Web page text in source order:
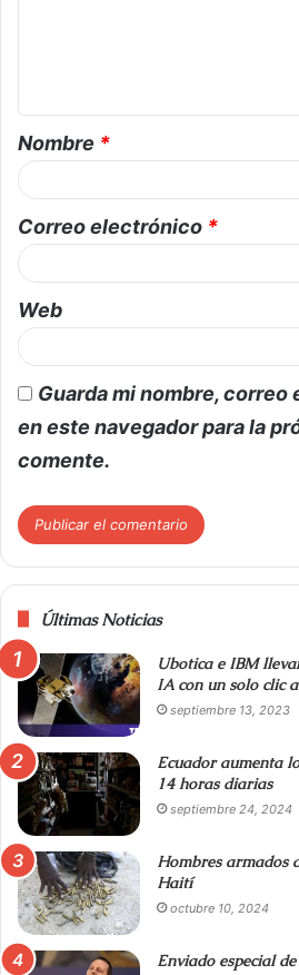
Nombre *
Correo electrónico *
Web
Guarda mi nombre,
en este navegador para la
comente.
Últimas Noticias
Ubotica e IBM
IA con un solo clic
septiembre 13, 2023
Ecuador aumenta
14 horas diarias
septiembre 24, 2024
Hombres armados
Haití
octubre 10, 2024
Enviado especial